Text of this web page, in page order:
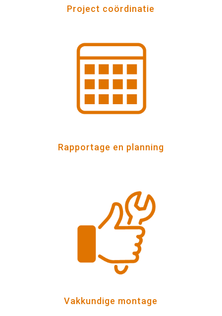
Project coördinatie
Rapportage en planning
Vakkundige montage